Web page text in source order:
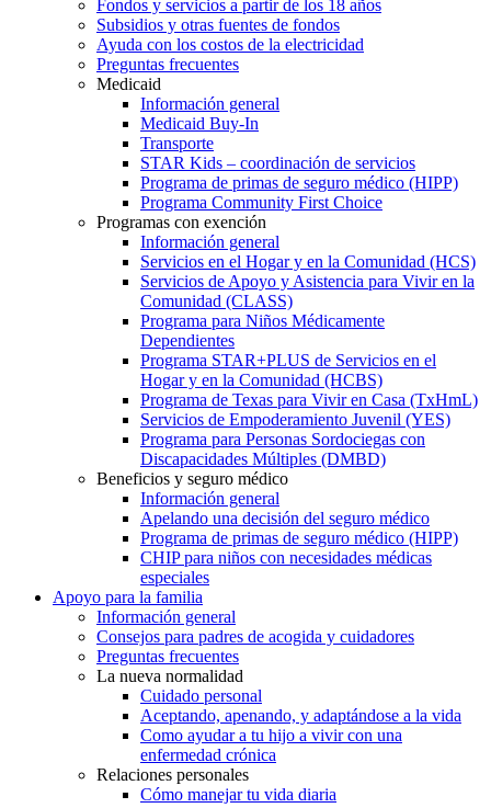
Fondos y servicios a partir de los 18 años
Subsidios y otras fuentes de fondos
Ayuda con los costos de la electricidad
Preguntas frecuentes
Medicaid
Información general
Medicaid Buy-In
Transporte
STAR Kids – coordinación de servicios
Programa de primas de seguro médico (HIPP)
Programa Community First Choice
Programas con exención
Información general
Servicios en el Hogar y en la Comunidad (HCS)
Servicios de Apoyo y Asistencia para Vivir en la
Comunidad (CLASS)
Programa para Niños Médicamente
Dependientes
Programa STAR+PLUS de Servicios en el
Hogar y en la Comunidad (HCBS)
Programa de Texas para Vivir en Casa (TxHmL)
Servicios de Empoderamiento Juvenil (YES)
Programa para Personas Sordociegas con
Discapacidades Múltiples (DMBD)
Beneficios y seguro médico
Información general
Apelando una decisión del seguro médico
Programa de primas de seguro médico (HIPP)
CHIP para niños con necesidades médicas
especiales
Apoyo para la familia
Información general
Consejos para padres de acogida y cuidadores
Preguntas frecuentes
La nueva normalidad
Cuidado personal
Aceptando, apenando, y adaptándose a la vida
Como ayudar a tu hijo a vivir con una
enfermedad crónica
Relaciones personales
Cómo manejar tu vida diaria